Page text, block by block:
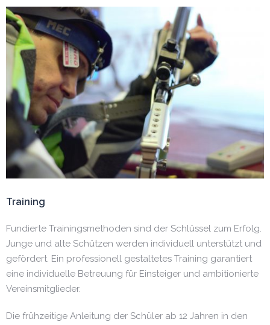
Training
Fundierte Trainingsmethoden sind der Schlüssel zum Erfolg.
Junge und alte Schützen werden individuell unterstützt und
gefördert. Ein professionell gestaltetes Training garantiert
eine individuelle Betreuung für Einsteiger und ambitionierte
Vereinsmitglieder.
Die frühzeitige Anleitung der Schüler ab 12 Jahren in den